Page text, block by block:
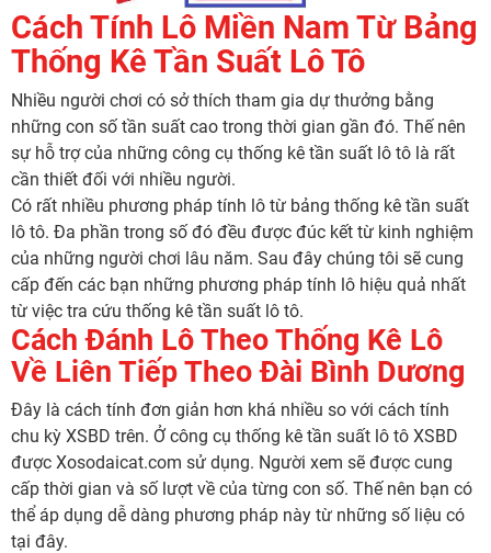
Cách Tính Lô Miền Nam Từ Bảng
Thống Kê Tần Suất Lô Tô
Nhiều người chơi có sở thích tham gia dự thưởng bằng
những con số tần suất cao trong thời gian gần đó. Thế nên
sự hỗ trợ của những công cụ thống kê tần suất lô tô là rất
cần thiết đối với nhiều người.
Có rất nhiều phương pháp tính lô từ bảng thống kê tần suất
lô tô. Đa phần trong số đó đều được đúc kết từ kinh nghiệm
của những người chơi lâu năm. Sau đây chúng tôi sẽ cung
cấp đến các bạn những phương pháp tính lô hiệu quả nhất
từ việc tra cứu thống kê tần suất lô tô.
Cách Đánh Lô Theo Thống Kê Lô
Về Liên Tiếp Theo Đài Bình Dương
Đây là cách tính đơn giản hơn khá nhiều so với cách tính
chu kỳ XSBD trên. Ở công cụ thống kê tần suất lô tô XSBD
được Xosodaicat.com sử dụng. Người xem sẽ được cung
cấp thời gian và số lượt về của từng con số. Thế nên bạn có
thể áp dụng dễ dàng phương pháp này từ những số liệu có
tại đây.